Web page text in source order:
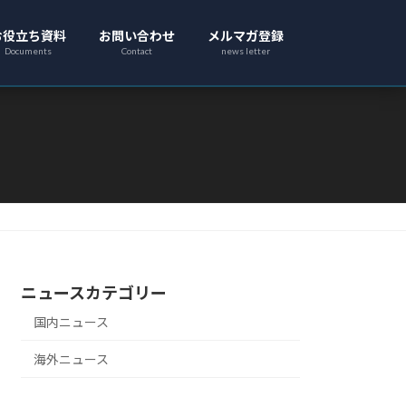
役立ち資料
Documents
お問い合わせ
Contact
メルマガ登録
news letter
ニュースカテゴリー
国内ニュース
海外ニュース